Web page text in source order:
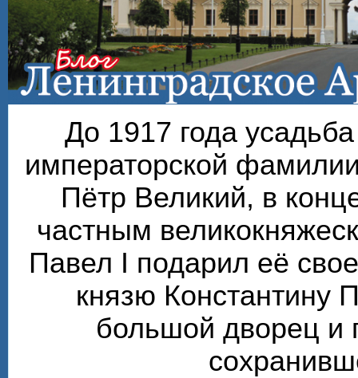
До 1917 года
императорской
Пётр Великий, в
частным
Павел I подарил её
князю Константину
большой дворец и